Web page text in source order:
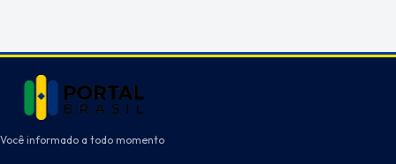
Você informado a todo momento